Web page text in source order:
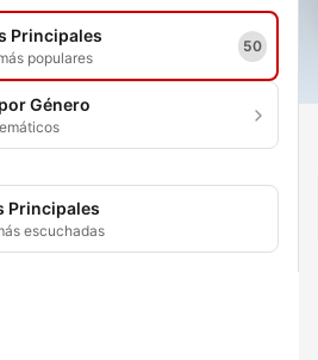
Principales
populares
50
Género
Principales
escuchadas